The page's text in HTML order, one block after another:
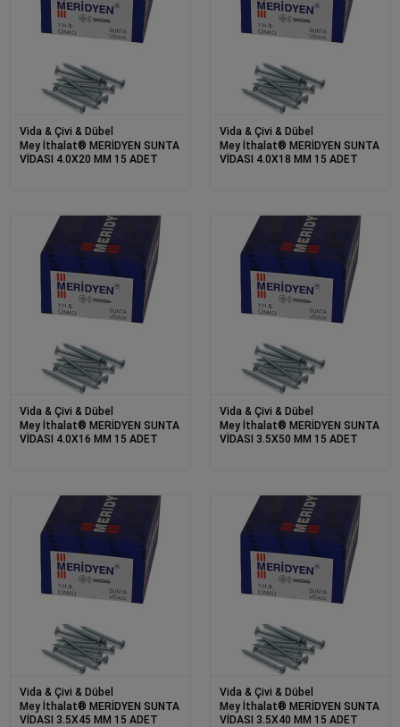
Vida & Çivi & Dübel
Mey İthalat® MERİDYEN SUNTA
VİDASI 4.0X20 MM 15 ADET
Vida & Çivi & Dübel
Mey İthalat® MERİDYEN SUNTA
VİDASI 4.0X18 MM 15 ADET
Vida & Çivi & Dübel
Mey İthalat® MERİDYEN SUNTA
VİDASI 4.0X16 MM 15 ADET
Vida & Çivi & Dübel
Mey İthalat® MERİDYEN SUNTA
VİDASI 3.5X50 MM 15 ADET
Vida & Çivi & Dübel
Mey İthalat® MERİDYEN SUNTA
VİDASI 3.5X45 MM 15 ADET
Vida & Çivi & Dübel
Mey İthalat® MERİDYEN SUNTA
VİDASI 3.5X40 MM 15 ADET